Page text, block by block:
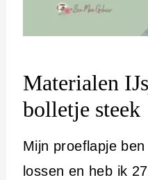
Materialen
bolletje steek
Mijn proeflapje
lossen en heb ik